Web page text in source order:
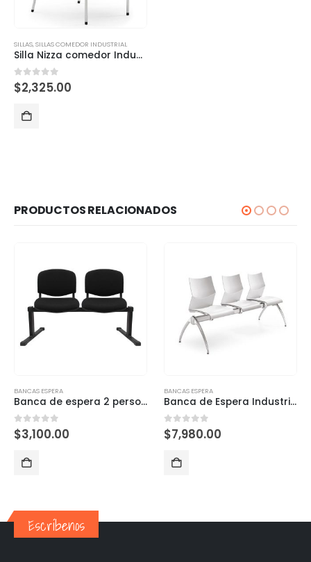
SILLAS,SILLAS COMEDOR INDUSTRIAL
Silla Nizza comedor Industrial C/ Brazos
0 out of 5
$2,325.00
PRODUCTOS RELACIONADOS
BANCAS ESPERA
Banca de espera 2 personas
0 out of 5
$3,100.00
BANCAS ESPERA
Banca de Espera Industrial – Modelo Nizza
0 out of 5
$7,980.00
Escríbenos